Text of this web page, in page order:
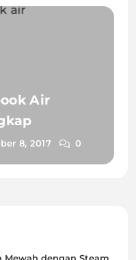
Air
8, 2017 0